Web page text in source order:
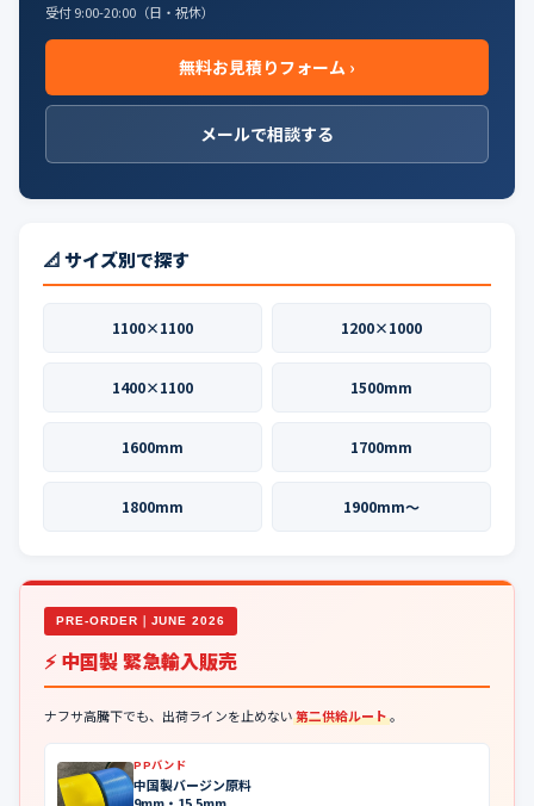
受付 9:00-20:00（日・祝休）
無料お見積りフォーム ›
メールで相談する
📐 サイズ別で探す
1100×1100 1200×1000
1400×1100 1500mm
1600mm 1700mm
1800mm 1900mm〜
PRE-ORDER｜JUNE 2026
⚡ 中国製 緊急輸入販売
ナフサ高騰下でも、出荷ラインを止めない第二供給ルート。
PPバンド
中国製バージン原料
9mm・15.5mm